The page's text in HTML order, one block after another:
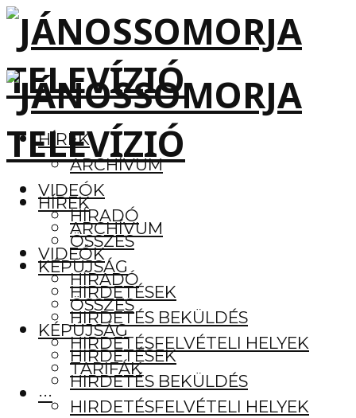
HÍREK
ARCHÍVUM
VIDEÓK
HÍRADÓ
ÖSSZES
KÉPÚJSÁG
HIRDETÉSEK
HIRDETÉS BEKÜLDÉS
HIRDETÉSFELVÉTELI HELYEK
TARIFÁK
···
HÍREK
ARCHÍVUM
VIDEÓK
HÍRADÓ
ÖSSZES
KÉPÚJSÁG
HIRDETÉSEK
HIRDETÉS BEKÜLDÉS
HIRDETÉSFELVÉTELI HELYEK